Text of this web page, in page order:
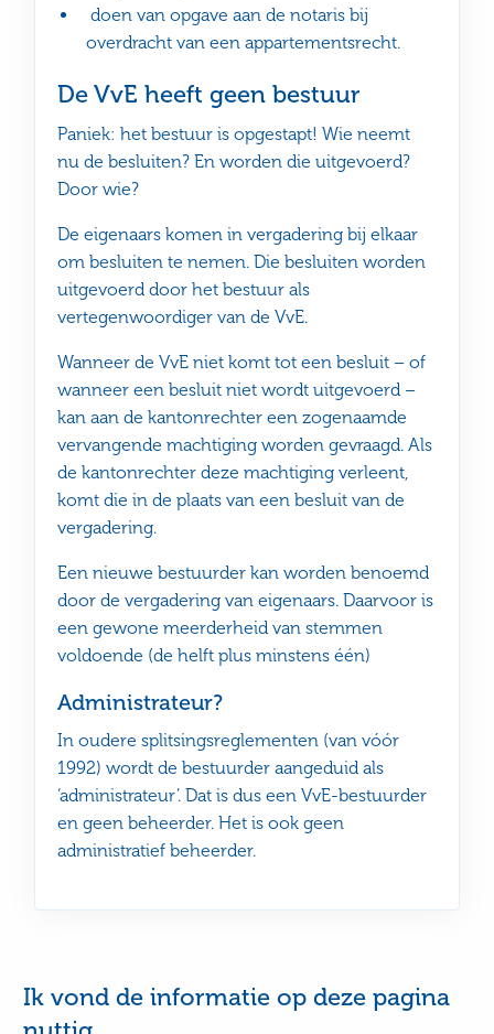
doen van opgave aan de notaris bij
overdracht van een appartementsrecht.
De VvE heeft geen bestuur
Paniek: het bestuur is opgestapt! Wie neemt
nu de besluiten? En worden die uitgevoerd?
Door wie?
De eigenaars komen in vergadering bij elkaar
om besluiten te nemen. Die besluiten worden
uitgevoerd door het bestuur als
vertegenwoordiger van de VvE.
Wanneer de VvE niet komt tot een besluit – of
wanneer een besluit niet wordt uitgevoerd –
kan aan de kantonrechter een zogenaamde
vervangende machtiging worden gevraagd. Als
de kantonrechter deze machtiging verleent,
komt die in de plaats van een besluit van de
vergadering.
Een nieuwe bestuurder kan worden benoemd
door de vergadering van eigenaars. Daarvoor is
een gewone meerderheid van stemmen
voldoende (de helft plus minstens één)
Administrateur?
In oudere splitsingsreglementen (van vóór
1992) wordt de bestuurder aangeduid als
‘administrateur’. Dat is dus een VvE-bestuurder
en geen beheerder. Het is ook geen
administratief beheerder.
Ik vond de informatie op deze pagina